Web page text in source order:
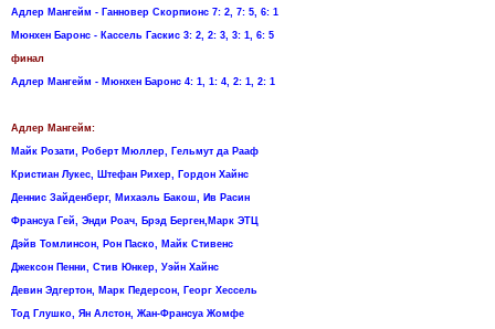
Адлер Мангейм - Ганновер Скорпионс 7: 2, 7: 5, 6: 1
Мюнхен Баронс - Кассель Гаскис 3: 2, 2: 3, 3: 1, 6: 5
финал
Адлер Мангейм - Мюнхен Баронс 4: 1, 1: 4, 2: 1, 2: 1
Адлер Мангейм:
Майк Розати, Роберт Мюллер, Гельмут да Рааф
Кристиан Лукес, Штефан Рихер, Гордон Хайнс
Деннис Зайденберг, Михаэль Бакош, Ив Расин
Франсуа Гей, Энди Роач, Брэд Берген,Марк ЭТЦ
Дэйв Томлинсон, Рон Паско, Майк Стивенс
Джексон Пенни, Стив Юнкер, Уэйн Хайнс
Девин Эдгертон, Марк Педерсон, Георг Хессель
Тод Глушко, Ян Алстон, Жан-Франсуа Жомфе